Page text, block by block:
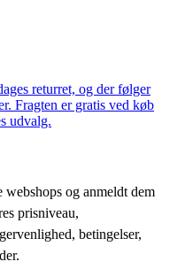
returret, og der følger
Fragten er gratis ved køb
udvalg.
og anmeldt dem
prisniveau,
betingelser,